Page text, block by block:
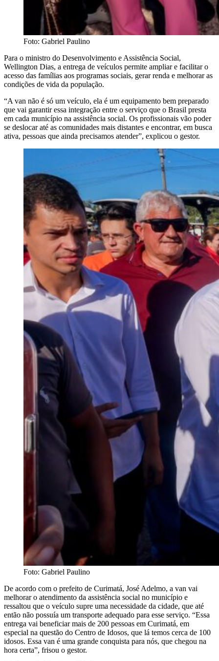
Foto: Gabriel Paulino
Para o ministro do Desenvolvimento e Assistência Social,
Wellington Dias, a entrega de veículos permite ampliar e facilitar o
acesso das famílias aos programas sociais, gerar renda e melhorar as
condições de vida da população.
“A van não é só um veículo, ela é um equipamento bem preparado
que vai garantir essa integração entre o serviço que o Brasil presta
em cada município na assistência social. Os profissionais vão poder
se deslocar até as comunidades mais distantes e encontrar, em busca
ativa, pessoas que ainda precisamos atender”, explicou o gestor.
Foto: Gabriel Paulino
De acordo com o prefeito de Curimatá, José Adelmo, a van vai
melhorar o atendimento da assistência social no município e
ressaltou que o veículo supre uma necessidade da cidade, que até
então não possuía um transporte adequado para esse serviço. “Essa
entrega vai beneficiar mais de 200 pessoas em Curimatá, em
especial na questão do Centro de Idosos, que lá temos cerca de 100
idosos. Essa van é uma grande conquista para nós, que chegou na
hora certa”, frisou o gestor.